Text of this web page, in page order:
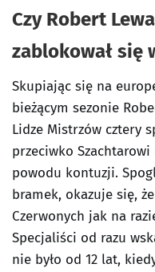
Czy Robert
zablokował się
Skupiając się na
bieżącym sezonie
Lidze Mistrzów cztery
przeciwko
powodu kontuzji.
bramek, okazuje się,
Czerwonych jak na
Specjaliści od razu
nie było od 12 lat,